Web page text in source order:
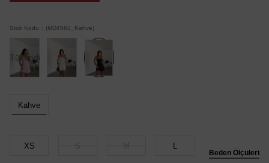
Stok Kodu (MD4562_Kahve)
Tükendi
Beden Ölçüleri
Kahve
XS L